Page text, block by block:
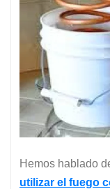
Hemos hablado
utilizar el fuego